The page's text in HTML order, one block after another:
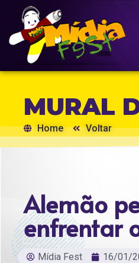
MURAL
Home Voltar
Alemão
enfrentar
Mídia Fest 16/01/